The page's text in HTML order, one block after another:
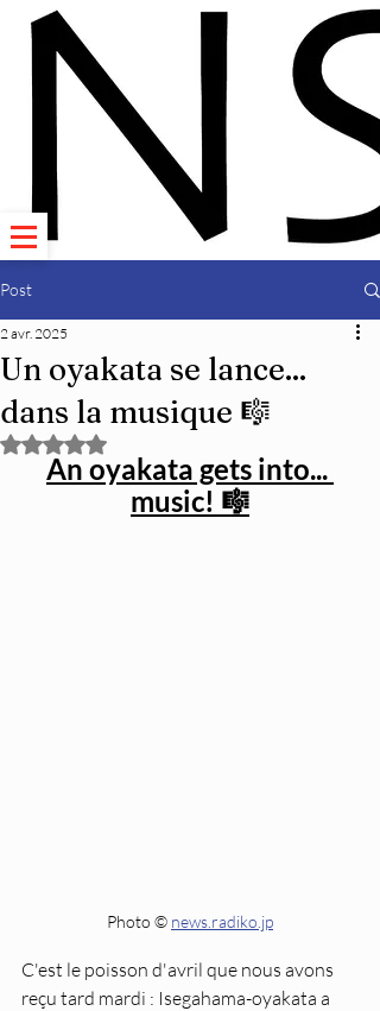
Post
Un oyakata se lance...
dans la musique 🎼
2 avr. 2025
Noté NaN étoiles sur 5.
An oyakata gets into...
music! 🎼
Photo © news.radiko.jp
C'est le poisson d'avril que nous avons
reçu tard mardi : Isegahama-oyakata a